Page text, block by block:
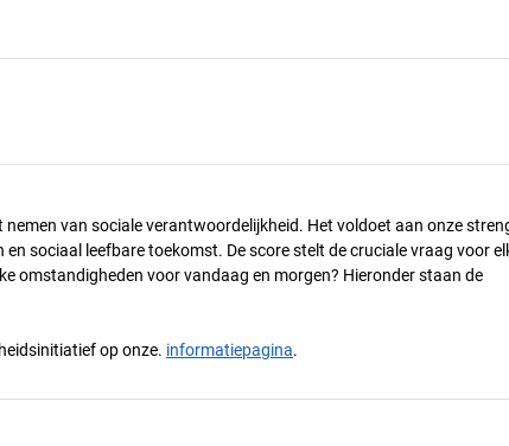
van sociale verantwoordelijkheid. Het voldoet aan onze
sociaal leefbare toekomst. De score stelt de cruciale vraag voor
omstandigheden voor vandaag en morgen? Hieronder staan de
op onze. informatiepagina.